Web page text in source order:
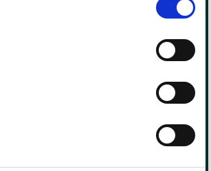
trajecten is om het vertrouwen in
continue gebruik gemaakt van de vier
efficacy te versterken. Hierbij wordt
de basis gelegd om ook
te overwinnen.